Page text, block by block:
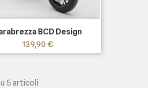
BCD Design
Prezzo
139,90 €
5 articoli